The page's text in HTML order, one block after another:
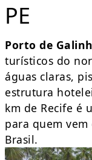
PE
Porto de
turísticos do
águas claras,
estrutura
km de Recife é
para quem
Brasil.